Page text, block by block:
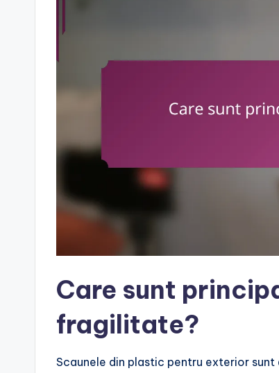
Care sunt
fragilitate?
Scaunele din plastic pentru exterior